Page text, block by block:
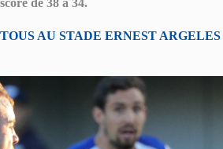
score de 38 à 34.
TOUS AU STADE ERNEST